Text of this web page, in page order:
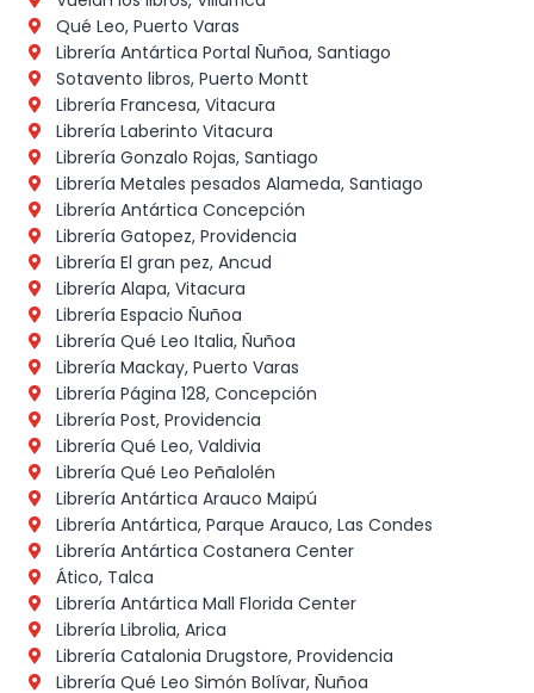
Qué Leo, Puerto Varas
Librería Antártica Portal Ñuñoa, Santiago
Sotavento libros, Puerto Montt
Librería Francesa, Vitacura
Librería Laberinto Vitacura
Librería Gonzalo Rojas, Santiago
Librería Metales pesados Alameda, Santiago
Librería Antártica Concepción
Librería Gatopez, Providencia
Librería El gran pez, Ancud
Librería Alapa, Vitacura
Librería Espacio Ñuñoa
Librería Qué Leo Italia, Ñuñoa
Librería Mackay, Puerto Varas
Librería Página 128, Concepción
Librería Post, Providencia
Librería Qué Leo, Valdivia
Librería Qué Leo Peñalolén
Librería Antártica Arauco Maipú
Librería Antártica, Parque Arauco, Las Condes
Librería Antártica Costanera Center
Ático, Talca
Librería Antártica Mall Florida Center
Librería Librolia, Arica
Librería Catalonia Drugstore, Providencia
Librería Qué Leo Simón Bolívar, Ñuñoa